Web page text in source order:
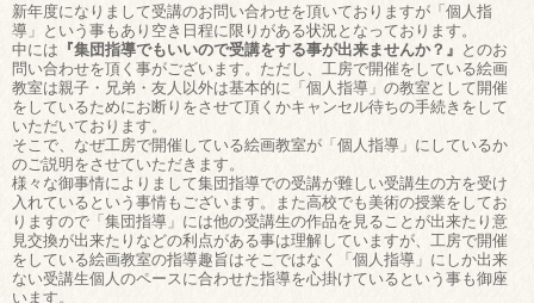
新年度になりまして受講のお問い合わせを頂いておりますが「個人指
導」という事もあり空き日程に限りがある状況となっております。
中には 『集団指導でもいいので受講をする事が出来ませんか？』 とのお
問い合わせを頂く事がございます。ただし、工房で開催をしている絵画
教室は親子・兄弟・友人以外は基本的に「個人指導」の教室として開催
をしているためにお断りをさせて頂くかキャンセル待ちの手続きをして
いただいております。
そこで、なぜ工房で開催している絵画教室が「個人指導」にしているか
のご説明をさせていただきます。
様々な御事情によりまして集団指導での受講が難しい受講生の方を受け
入れているという事情もございます。また高校でも美術の授業をしてお
りますので「集団指導」には他の受講生の作品を見ることが出来たり意
見交換が出来たりなどの利点がある事は理解していますが、工房で開催
をしている絵画教室の指導趣旨はそこではなく「個人指導」にしか出来
ない受講生個人のペースに合わせた指導を心掛けているという事も御座
います。